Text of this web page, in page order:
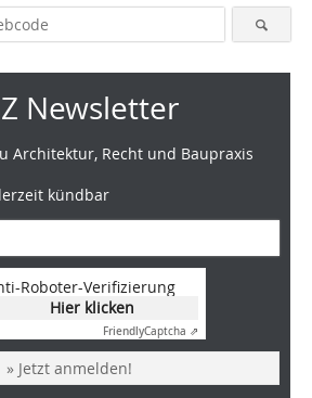
Newsletter
Architektur, Recht und Baupraxis
kündbar
Roboter-Verifizierung
Hier klicken
FriendlyCaptcha ⇗
» Jetzt anmelden!